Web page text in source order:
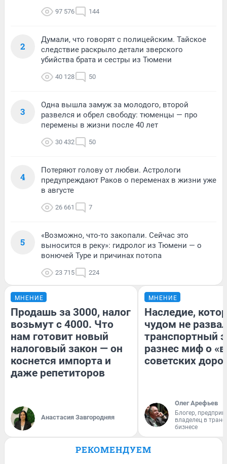
97 576 144
2
Думали, что говорят с полицейским. Тайское
следствие раскрыло детали зверского
убийства брата и сестры из Тюмени
40 128 50
3
Одна вышла замуж за молодого, второй
развелся и обрел свободу: тюменцы — про
перемены в жизни после 40 лет
30 432 50
4
Потеряют голову от любви. Астрологи
предупреждают Раков о переменах в жизни уже
в августе
26 661 7
5
«Возможно, что-то закопали. Сейчас это
выносится в реку»: гидролог из Тюмени — о
вонючей Туре и причинах потопа
23 715 224
МНЕНИЕ
Продашь за 3000, налог
возьмут с 4000. Что
нам готовит новый
налоговый закон — он
коснется импорта и
даже репетиторов
Анастасия Завгородняя
МНЕНИЕ
Наследие,
чудом не
транспортный
разнес миф о
советских
Олег Арефьев
Блогер,
владелец в
бизнесе
РЕКОМЕНДУЕМ